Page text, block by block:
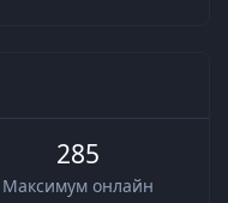
285
Максимум онлайн